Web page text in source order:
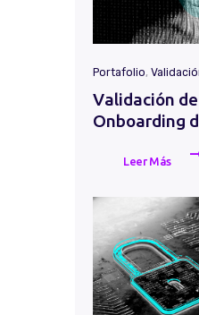
Portafolio,
Validación
Onboarding
Leer Más